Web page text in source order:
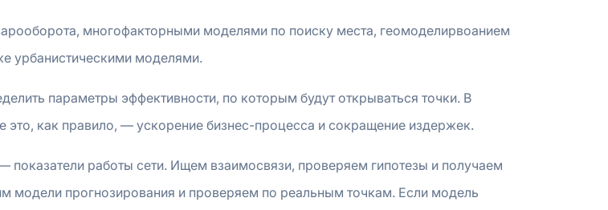
многофакторными моделями по поиску места, геомоделирвоанием
урбанистическими моделями.
параметры эффективности, по которым будут открываться точки. В
это, как правило, — ускорение бизнес-процесса и сокращение издержек.
работы сети. Ищем взаимосвязи, проверяем гипотезы и получаем
модели прогнозирования и проверяем по реальным точкам. Если модель